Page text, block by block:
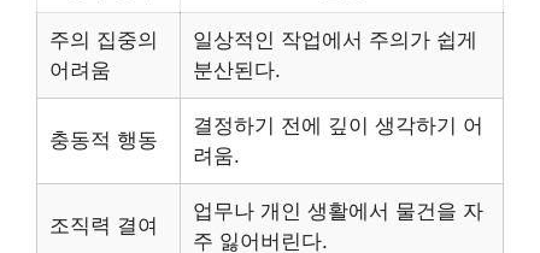
주의 집중의
어려움
일상적인 작업에서 주의가 쉽게
분산된다.
충동적 행동
결정하기 전에 깊이 생각하기 어
려움.
조직력 결여
업무나 개인 생활에서 물건을 자
주 잃어버린다.